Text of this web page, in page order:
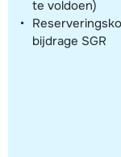
te voldoen)
bijdrage SGR